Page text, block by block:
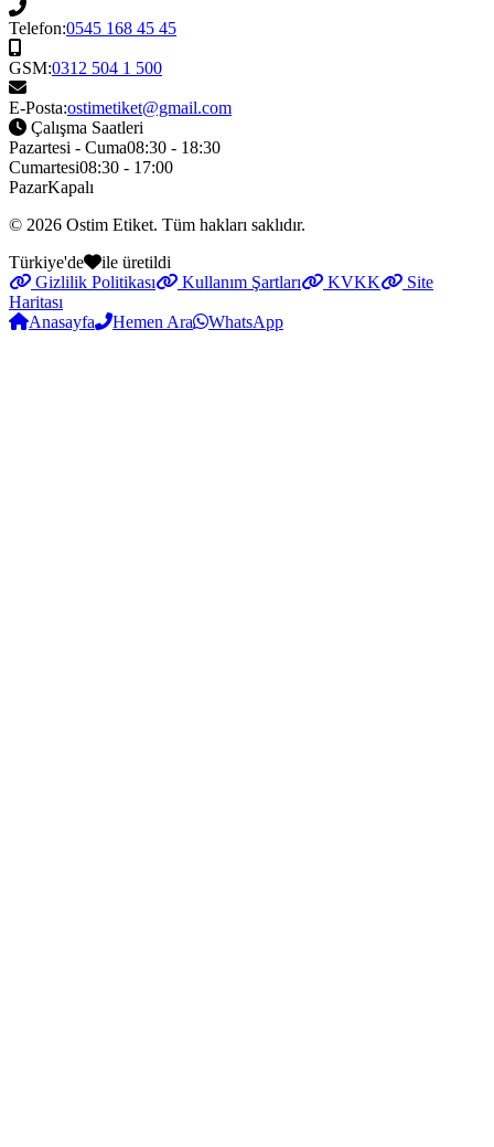
Telefon:0545 168 45 45
GSM:0312 504 1 500
E-Posta:ostimetiket@gmail.com
Çalışma Saatleri
Pazartesi - Cuma08:30 - 18:30
Cumartesi08:30 - 17:00
PazarKapalı
© 2026 Ostim Etiket. Tüm hakları saklıdır.
Türkiye'de
ile üretildi
Gizlilik Politikası
Kullanım Şartları KVKK
Site
Haritası
Anasayfa
Hemen Ara WhatsApp